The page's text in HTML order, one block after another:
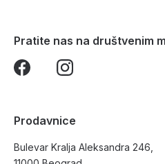
Pratite nas na društvenim
Prodavnice
Bulevar Kralja Aleksandra 246,